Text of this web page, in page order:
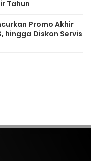
Tahun
Promo Akhir
hingga Diskon Servis